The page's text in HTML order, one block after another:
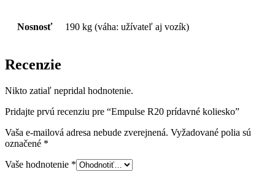
Nosnosť 190 kg (váha: užívateľ aj vozík)
Recenzie
Nikto zatiaľ nepridal hodnotenie.
Pridajte prvú recenziu pre “Empulse R20 prídavné koliesko”
Vaša e-mailová adresa nebude zverejnená. Vyžadované polia sú
označené *
Vaše hodnotenie *